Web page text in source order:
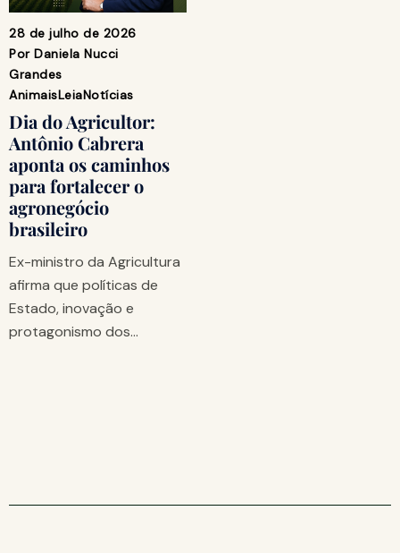
28 de julho de 2026
Por Daniela Nucci
Grandes
AnimaisLeiaNotícias
Dia do Agricultor:
Antônio Cabrera
aponta os caminhos
para fortalecer o
agronegócio
brasileiro
Ex-ministro da Agricultura
afirma que políticas de
Estado, inovação e
protagonismo dos…